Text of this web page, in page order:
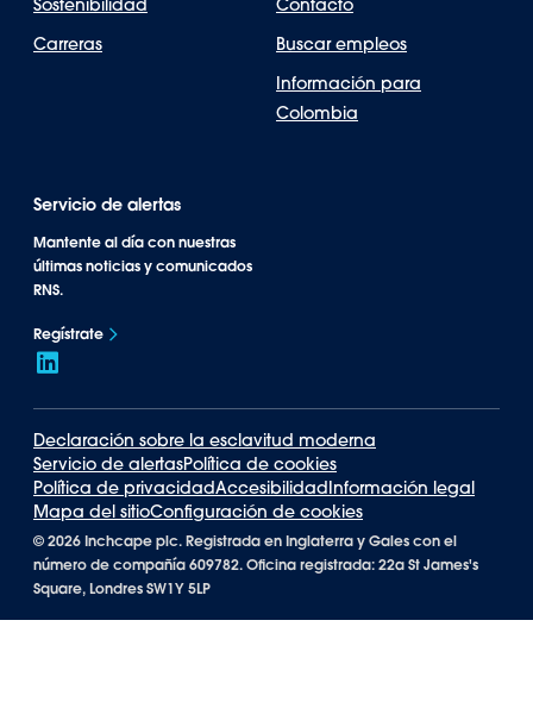
Sostenibilidad
Carreras
Contacto
Buscar empleos
Información para
Colombia
Servicio de alertas
Mantente al día con nuestras
últimas noticias y comunicados
RNS.
Regístrate
Declaración sobre la esclavitud moderna
Servicio de alertasPolítica de cookies
Política de privacidadAccesibilidad Información legal
Mapa del sitioConfiguración de cookies
©2026 Inchcape plc. Registrada en Inglaterra y Gales con el
número de compañía 609782. Oficina registrada: 22a St James's
Square, Londres SW1Y 5LP